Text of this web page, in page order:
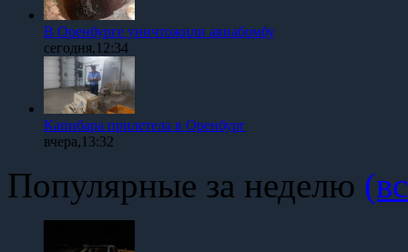
В Оренбурге уничтожили авиабомбу
сегодня,12:34
Капибара прилетела в Оренбург
вчера,13:32
Популярные за неделю